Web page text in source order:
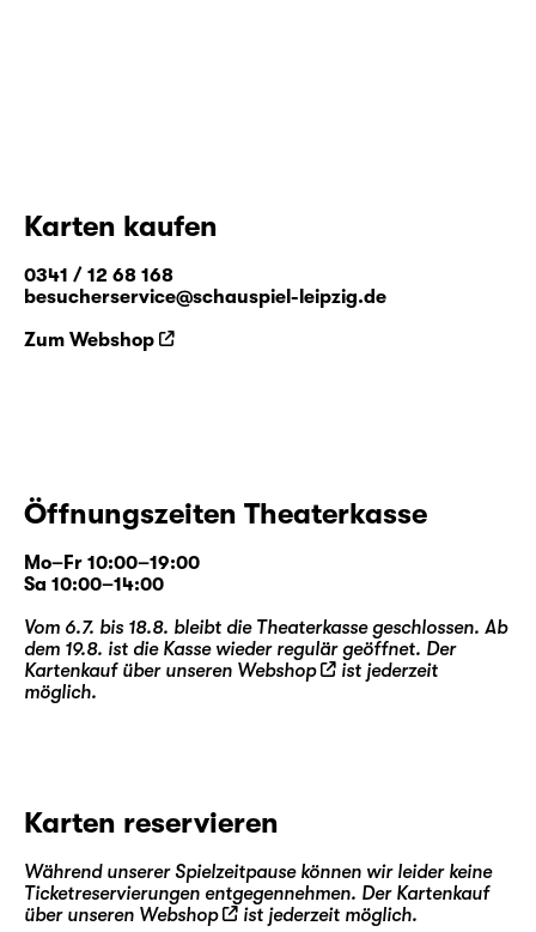
Karten kaufen
0341 / 12 68 168
besucherservice@schauspiel-leipzig.de
Zum Webshop
Öffnungszeiten Theaterkasse
Mo–Fr 10:00–19:00
Sa 10:00–14:00
Vom 6.7. bis 18.8. bleibt die Theaterkasse geschlossen. Ab
dem 19.8. ist die Kasse wieder regulär geöffnet. Der
Kartenkauf über unseren Webshop
ist jederzeit
möglich.
Karten reservieren
Während unserer Spielzeitpause können wir leider keine
Ticketreservierungen entgegennehmen. Der Kartenkauf
über unseren Webshop ist jederzeit möglich.